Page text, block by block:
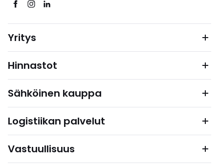
Yritys
Hinnastot
Sähköinen kauppa
Logistiikan palvelut
Vastuullisuus